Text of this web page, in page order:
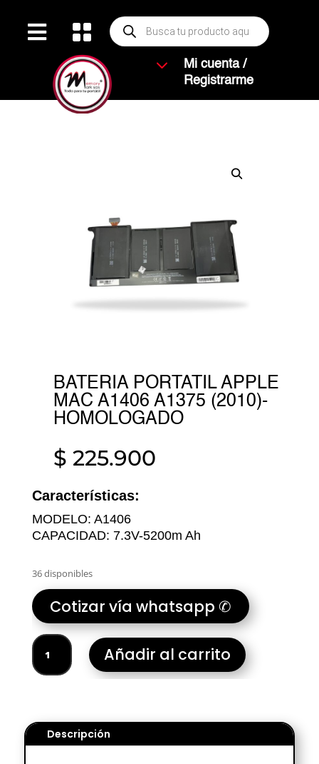
  Búsqueda
de
productos
3
Mi cuenta /
Registrarme
BATERIA PORTATIL APPLE
MAC A1406 A1375 (2010)-
HOMOLOGADO
$ 225.900
Características:
MODELO: A1406
CAPACIDAD: 7.3V-5200m Ah
36 disponibles
Cotizar vía whatsapp ✆
BATERIA
PORTATIL
APPLE
A1375
(2010)-
Añadir al carrito
Descripción